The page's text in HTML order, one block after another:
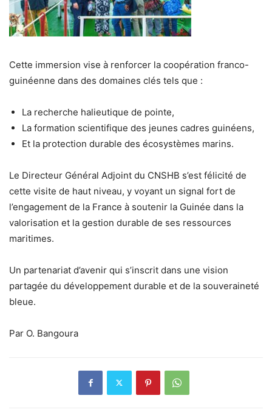
Cette immersion vise à renforcer la coopération franco-
guinéenne dans des domaines clés tels que :
La recherche halieutique de pointe,
La formation scientifique des jeunes cadres guinéens,
Et la protection durable des écosystèmes marins.
Le Directeur Général Adjoint du CNSHB s’est félicité de
cette visite de haut niveau, y voyant un signal fort de
l’engagement de la France à soutenir la Guinée dans la
valorisation et la gestion durable de ses ressources
maritimes.
Un partenariat d’avenir qui s’inscrit dans une vision
partagée du développement durable et de la souveraineté
bleue.
Par O. Bangoura